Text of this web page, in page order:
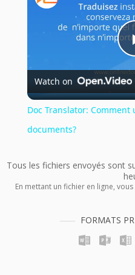
Watch on
Doc Translator:
documents?
Tous les fichiers envoyés sont
En mettant un fichier en ligne,
FORMATS